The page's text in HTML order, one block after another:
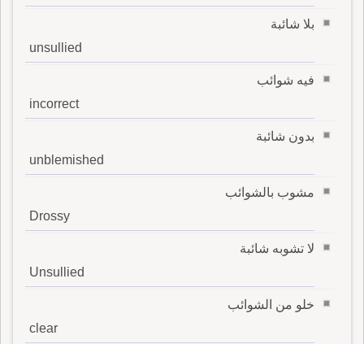
بلا شائبة
unsullied
فيه شوائب
incorrect
بدون شائبة
unblemished
مشوب بالشوائب
Drossy
لا تشوبه شائبة
Unsullied
خلو من الشوائب
clear